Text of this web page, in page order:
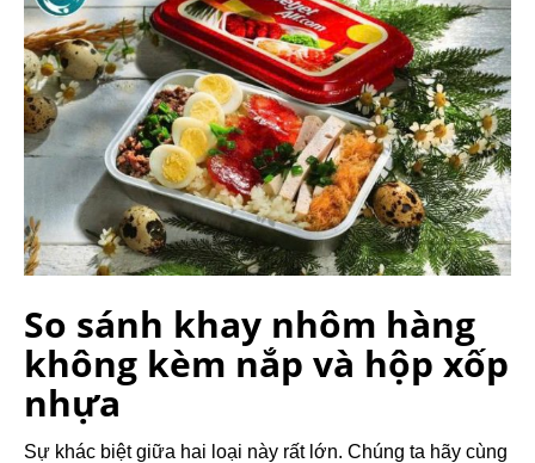
So sánh khay nhôm hàng
không kèm nắp và hộp xốp
nhựa
Sự khác biệt giữa hai loại này rất lớn. Chúng ta hãy cùng